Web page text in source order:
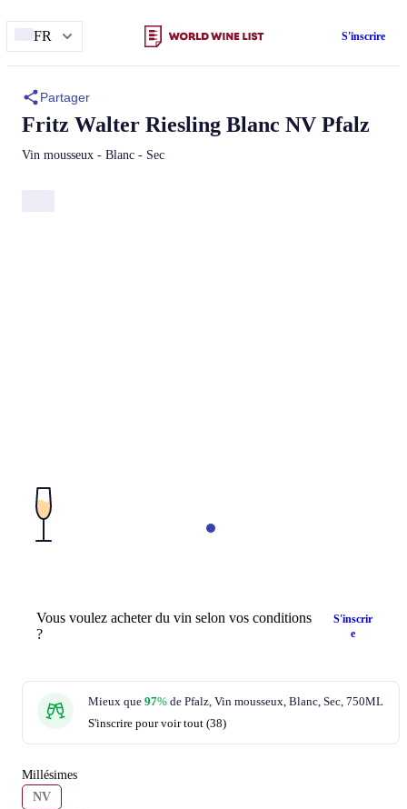
FR S'inscrire
Vous voulez acheter du vin selon vos conditions
?
S'inscrir
e
Mieux que 97% de Pfalz, Vin mousseux, Blanc, Sec, 750ML
S'inscrire pour voir tout (38)
Millésimes
NV
Partager
Fritz Walter Riesling Blanc NV Pfalz
Vin mousseux - Blanc - Sec